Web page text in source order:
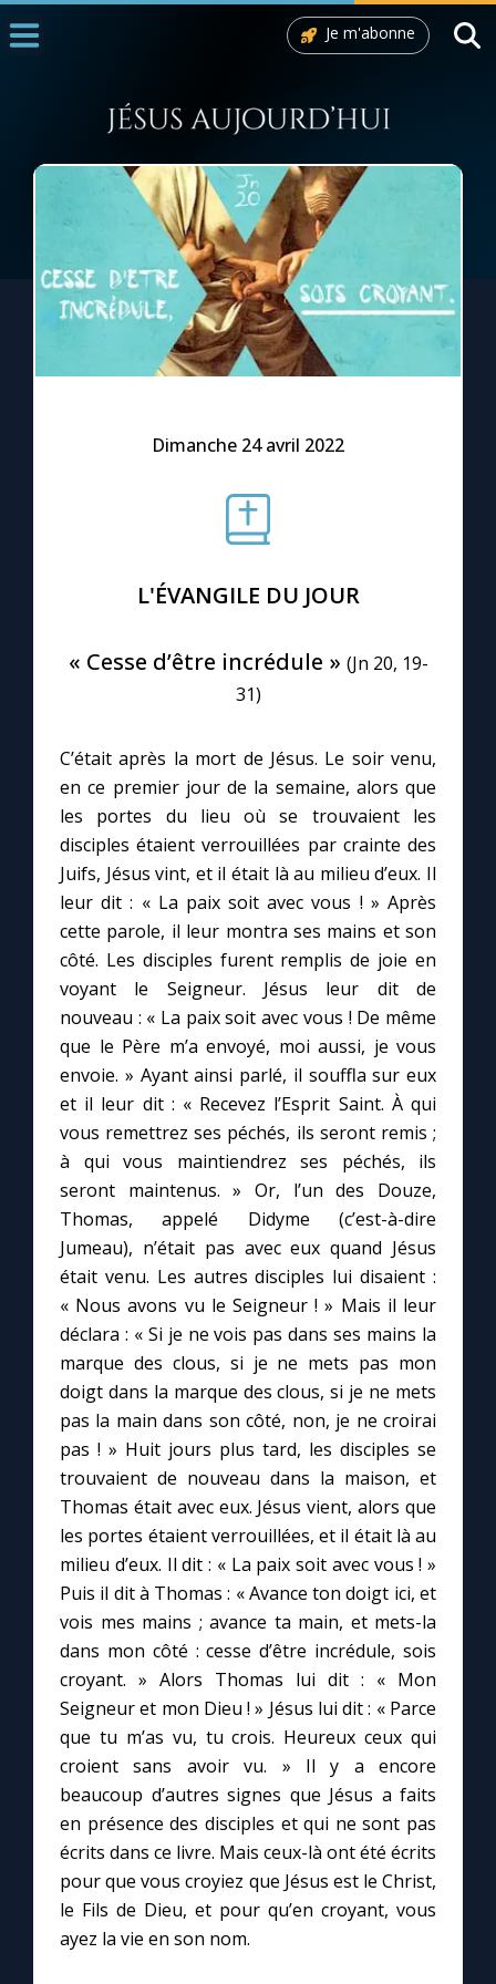
1000 Raisons de Croire
L'actualité de la semaine
La chaîne Youtube
Le site internet
Prier au quotidien
Avec Thérèse de Lisieux
L'Évangile chaque jour
Les premiers samedis du mois
Marie qui défait les nœuds
Me consacrer à Jésus par Marie
Mes intentions de prière
Une Minute avec Marie
Une neuvaine
À la une
1000 Raisons de Croire
Chapelet pour le monde
Contact
Faire un don
Marie de Nazareth
Je m'abonne
Dimanche 24 avril 2022
L'ÉVANGILE DU JOUR
« Cesse d’être incrédule » (Jn 20, 19-
31)
C’était après la mort de Jésus. Le soir venu,
en ce premier jour de la semaine, alors que
les portes du lieu où se trouvaient les
disciples étaient verrouillées par crainte des
Juifs, Jésus vint, et il était là au milieu d’eux. Il
leur dit : « La paix soit avec vous ! » Après
cette parole, il leur montra ses mains et son
côté. Les disciples furent remplis de joie en
voyant le Seigneur. Jésus leur dit de
nouveau : « La paix soit avec vous ! De même
que le Père m’a envoyé, moi aussi, je vous
envoie. » Ayant ainsi parlé, il souffla sur eux
et il leur dit : « Recevez l’Esprit Saint. À qui
vous remettrez ses péchés, ils seront remis ;
à qui vous maintiendrez ses péchés, ils
seront maintenus. » Or, l’un des Douze,
Thomas, appelé Didyme (c’est-à-dire
Jumeau), n’était pas avec eux quand Jésus
était venu. Les autres disciples lui disaient :
« Nous avons vu le Seigneur ! » Mais il leur
déclara : « Si je ne vois pas dans ses mains la
marque des clous, si je ne mets pas mon
doigt dans la marque des clous, si je ne mets
pas la main dans son côté, non, je ne croirai
pas ! » Huit jours plus tard, les disciples se
trouvaient de nouveau dans la maison, et
Thomas était avec eux. Jésus vient, alors que
les portes étaient verrouillées, et il était là au
milieu d’eux. Il dit : « La paix soit avec vous ! »
Puis il dit à Thomas : « Avance ton doigt ici, et
vois mes mains ; avance ta main, et mets-la
dans mon côté : cesse d’être incrédule, sois
croyant. » Alors Thomas lui dit : « Mon
Seigneur et mon Dieu ! » Jésus lui dit : « Parce
que tu m’as vu, tu crois. Heureux ceux qui
croient sans avoir vu. » Il y a encore
beaucoup d’autres signes que Jésus a faits
en présence des disciples et qui ne sont pas
écrits dans ce livre. Mais ceux-là ont été écrits
pour que vous croyiez que Jésus est le Christ,
le Fils de Dieu, et pour qu’en croyant, vous
ayez la vie en son nom.